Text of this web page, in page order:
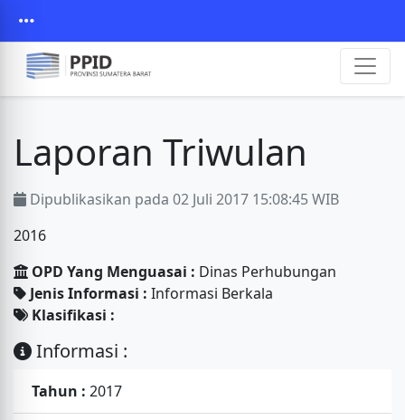
Laporan Triwulan
Dipublikasikan pada 02 Juli 2017 15:08:45 WIB
2016
OPD Yang Menguasai : Dinas Perhubungan
Jenis Informasi : Informasi Berkala
Klasifikasi :
Informasi :
Tahun : 2017